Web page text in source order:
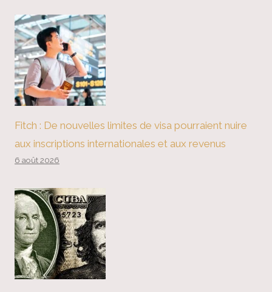
Fitch : De nouvelles limites de visa pourraient nuire
aux inscriptions internationales et aux revenus
6 août 2026